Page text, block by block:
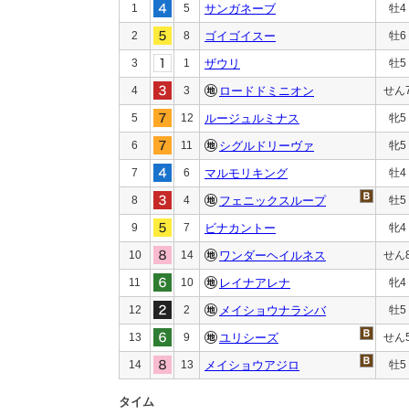
1 5 サンガネーブ 牡4
2 8 ゴイゴイスー 牡6
3 1 ザウリ 牡5
4 3 ロードドミニオン せん
5 12 ルージュルミナス 牝5
6 11 シグルドリーヴァ 牝5
7 6 マルモリキング 牡4
8 4 フェニックスループ 牡5
9 7 ビナカントー 牝4
10 14 ワンダーヘイルネス せん
11 10 レイナアレナ 牝4
12 2 メイショウナラシバ 牡5
13 9 ユリシーズ せん
14 13 メイショウアジロ 牡5
タイム